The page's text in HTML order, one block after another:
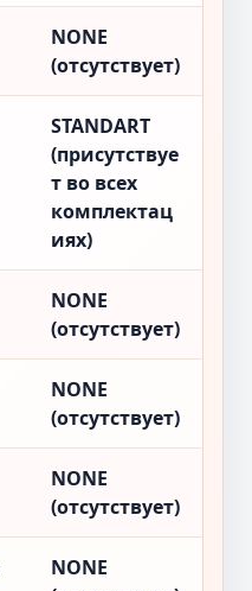
NONE
(отсутствует)
STANDART
(присутствуе
т во всех
комплектац
иях)
NONE
(отсутствует)
NONE
(отсутствует)
NONE
(отсутствует)
NONE